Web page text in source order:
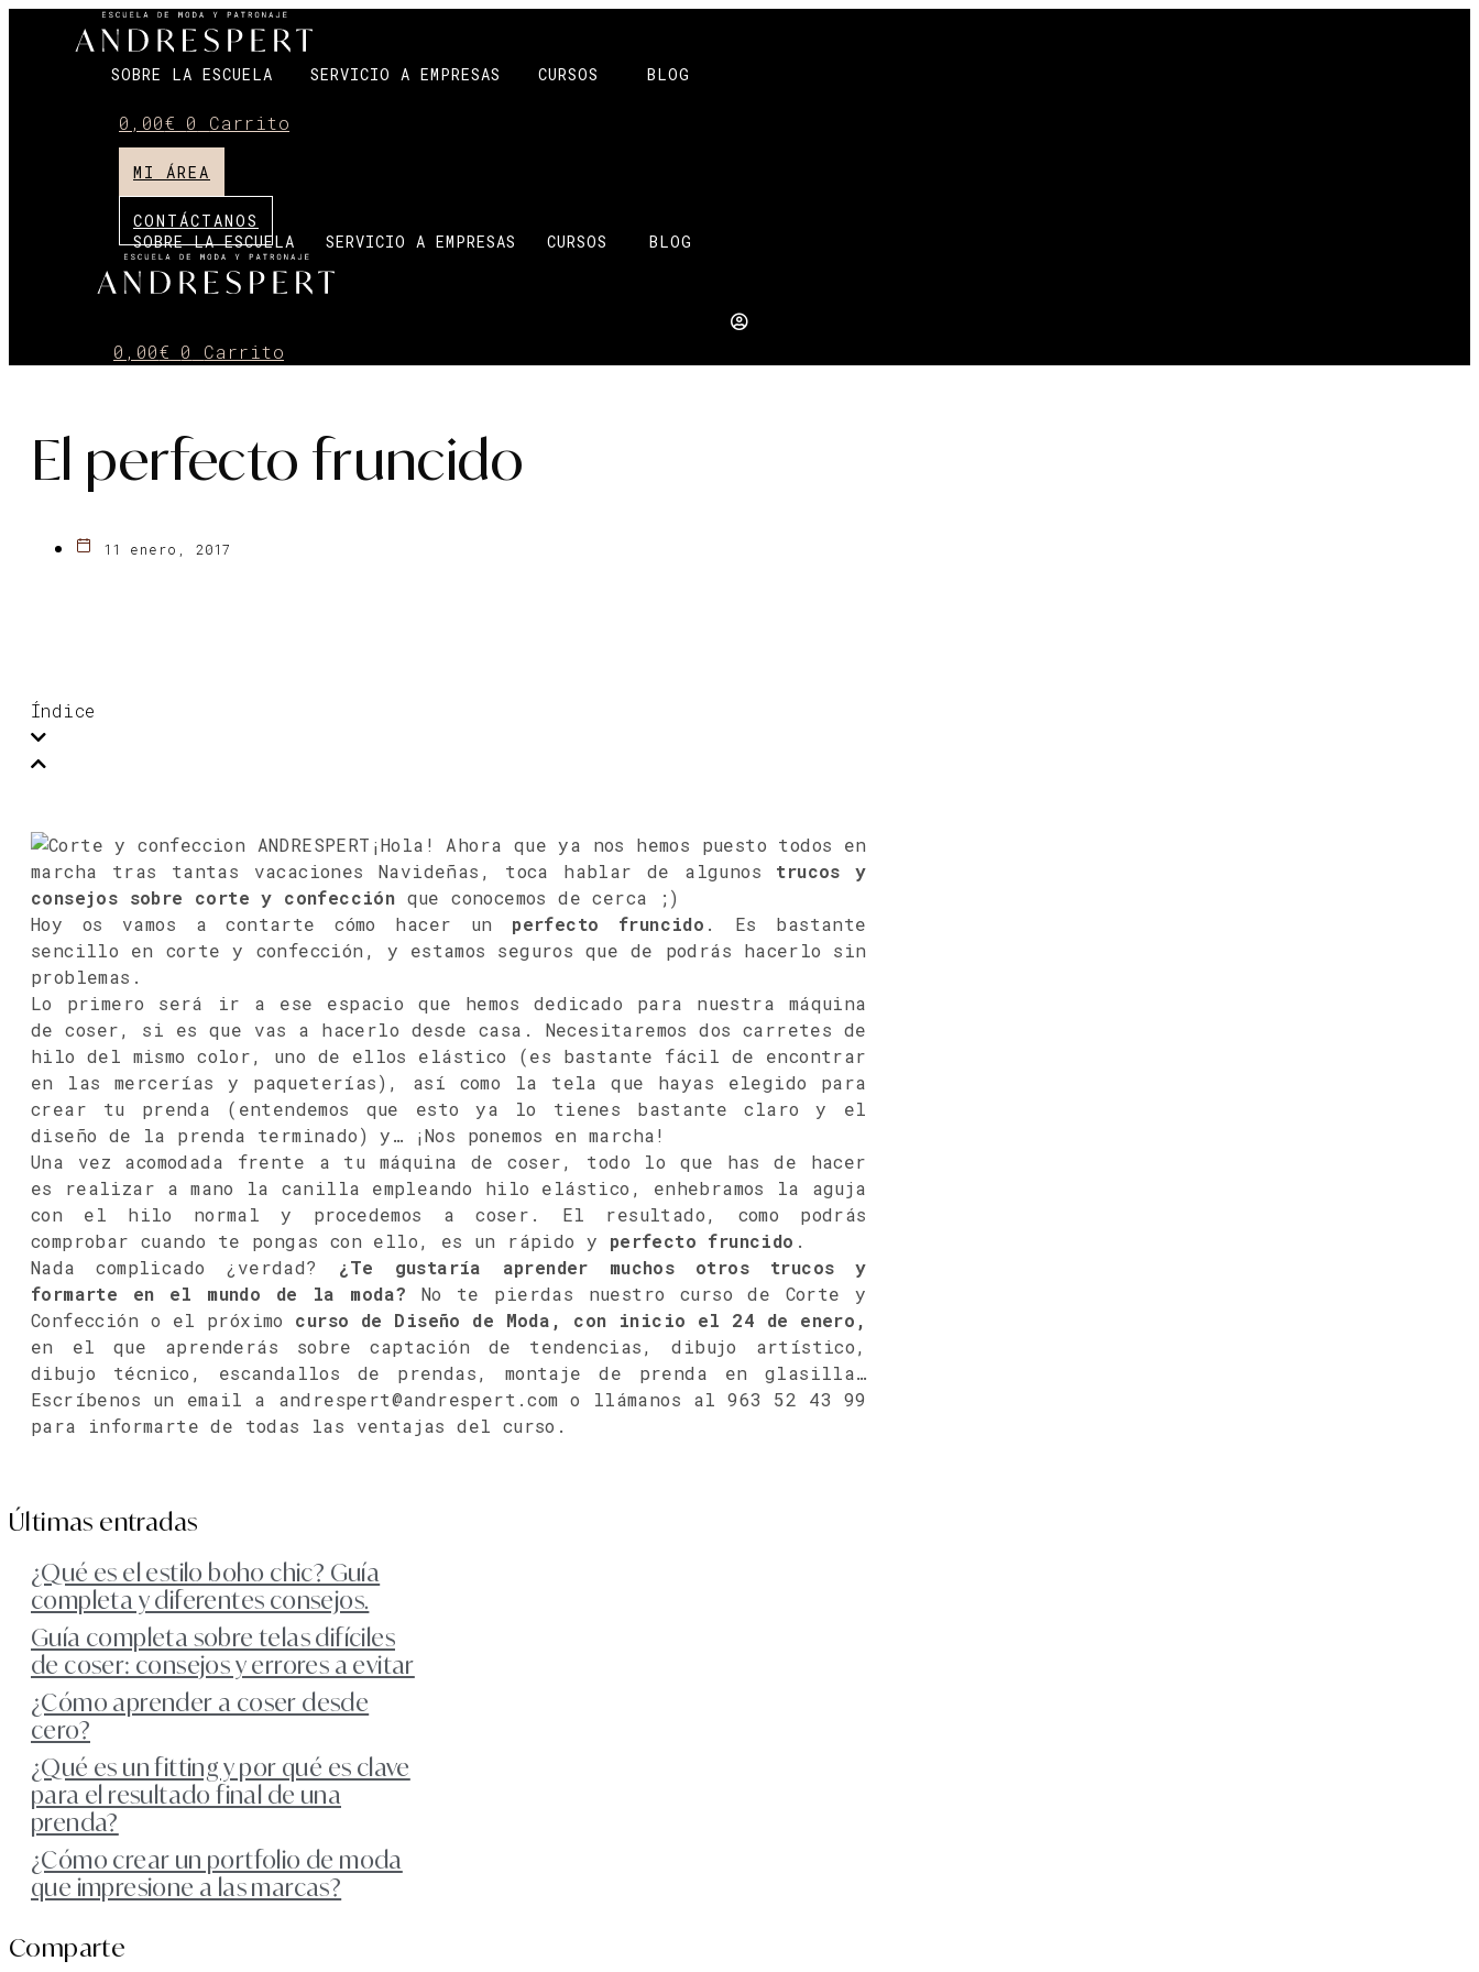
SOBRE LA ESCUELA SERVICIO A EMPRESAS CURSOS BLOG
0,00€ 0 Carrito
MI ÁREA
CONTÁCTANOS
SOBRE LA ESCUELA
SERVICIO A EMPRESAS CURSOS BLOG
0,00€ 0 Carrito
El perfecto fruncido
11 enero, 2017
Índice
¡Hola! Ahora que ya nos hemos puesto todos en
marcha tras tantas vacaciones Navideñas, toca hablar de algunos trucos y
consejos sobre corte y confección que conocemos de cerca ;)
Hoy os vamos a contarte cómo hacer un perfecto fruncido . Es bastante
sencillo en corte y confección, y estamos seguros que de podrás hacerlo sin
problemas.
Lo primero será ir a ese espacio que hemos dedicado para nuestra máquina
de coser, si es que vas a hacerlo desde casa. Necesitaremos dos carretes de
hilo del mismo color, uno de ellos elástico (es bastante fácil de encontrar
en las mercerías y paqueterías), así como la tela que hayas elegido para
crear tu prenda (entendemos que esto ya lo tienes bastante claro y el
diseño de la prenda terminado) y… ¡Nos ponemos en marcha!
Una vez acomodada frente a tu máquina de coser, todo lo que has de hacer
es realizar a mano la canilla empleando hilo elástico, enhebramos la aguja
con el hilo normal y procedemos a coser. El resultado, como podrás
comprobar cuando te pongas con ello, es un rápido y perfecto fruncido .
Nada complicado ¿verdad? ¿Te gustaría aprender muchos otros trucos y
formarte en el mundo de la moda? No te pierdas nuestro curso de Corte y
Confección o el próximo curso de Diseño de Moda, con inicio el 24 de enero,
en el que aprenderás sobre captación de tendencias, dibujo artístico,
dibujo técnico, escandallos de prendas, montaje de prenda en glasilla…
Escríbenos un email a andrespert@andrespert.com o llámanos al 963 52 43 99
para informarte de todas las ventajas del curso.
Últimas entradas
¿Qué es el estilo boho chic? Guía
completa y diferentes consejos.
Guía completa sobre telas difíciles
de coser: consejos y errores a evitar
¿Cómo aprender a coser desde
cero?
¿Qué es un fitting y por qué es clave
para el resultado final de una
prenda?
¿Cómo crear un portfolio de moda
que impresione a las marcas?
Comparte